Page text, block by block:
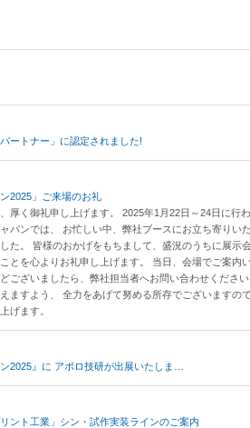
ートナー」に認定されました!
2025」ご来場のお礼
厚く御礼申し上げます。 2025年1月22日～24日に行
パンでは、 お忙しい中、弊社ブースにお立ち寄りい
た。 皆様のおかげをもちまして、盛況のうちに展示
とを心よりお礼申し上げます。 当日、会場でご案内
ございましたら、弊社担当者へお問い合わせくださ
ますよう、 全力をあげて努める所存でございますの
げます。
2025』に アポロ技研が出展いたしま
ント工業」シン・試作実装ラインのご案内